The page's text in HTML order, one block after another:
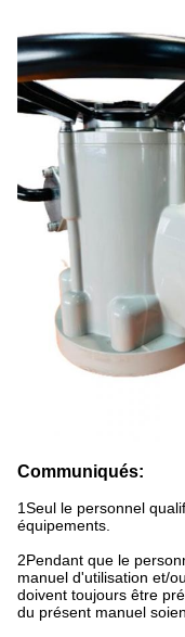
Communiqués:
1Seul le personnel
équipements.
2Pendant que le
manuel d'utilisation et/
doivent toujours être
du présent manuel